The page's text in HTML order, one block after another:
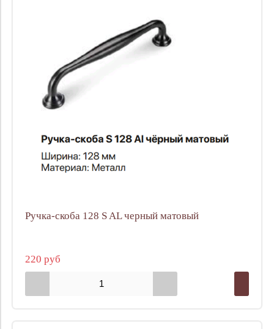
Ручка-скоба 128 S AL черный матовый
220 руб